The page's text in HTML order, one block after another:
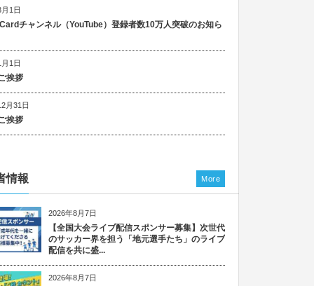
1日
チャンネル（YouTube）登録者数10万人突破のお知ら
1日
挨拶
月31日
挨拶
情報
2026年8月7日
【全国大会ライブ配信スポンサー募集】次世代
のサッカー界を担う「地元選手たち」のライブ
配信を共に盛...
2026年8月7日
More